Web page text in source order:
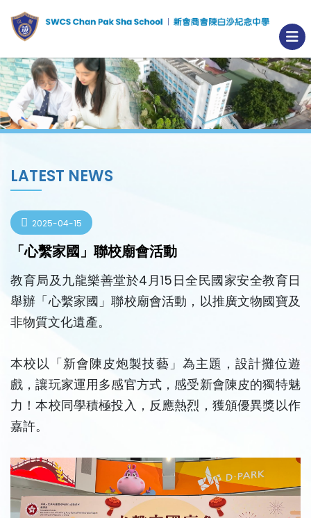
LATEST NEWS
2025-04-15
「心繫家國」聯校廟會活動
教育局及九龍樂善堂於4月15日全民國家安全教育日
舉辦「心繫家國」聯校廟會活動，以推廣文物國寶及
非物質文化遺產。
本校以「新會陳皮炮製技藝」為主題，設計攤位遊
戲，讓玩家運用多感官方式，感受新會陳皮的獨特魅
力！本校同學積極投入， 反應熱烈，獲頒優異獎以作
嘉許。